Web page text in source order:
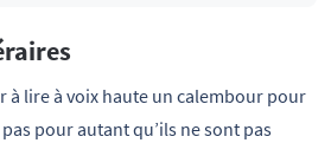
à lire à voix haute un calembour pour
pour autant qu’ils ne sont pas